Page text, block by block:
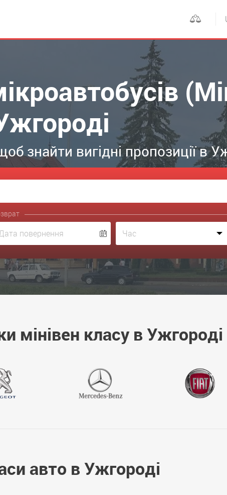
знайти вигідні пропозиції в
мінівен класу в Ужгороді
авто в Ужгороді